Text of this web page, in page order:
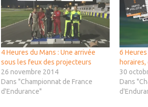
4 Heures du Mans : Une arrivée
sous les feux des projecteurs
26 novembre 2014
Dans "Championnat de France
d'Endurance"
6
30
Dans